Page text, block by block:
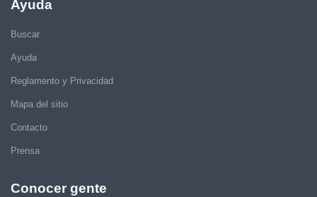
Ayuda
Buscar
Ayuda
Reglamento y Privacidad
Mapa del sitio
Contacto
Prensa
Conocer gente